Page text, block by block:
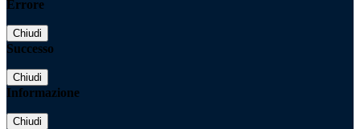
Errore
Chiudi
Successo
Chiudi
Informazione
Chiudi